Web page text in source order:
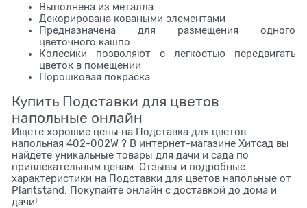
Выполнена из металла
Декорирована коваными элементами
Предназначена для размещения одного
цветочного кашпо
Колесики позволяют с легкостью передвигать
цветок в помещении
Порошковая покраска
Купить Подставки для цветов
напольные онлайн
Ищете хорошие цены на Подставка для цветов
напольная 402-002W ? В интернет-магазине Хитсад вы
найдете уникальные товары для дачи и сада по
привлекательным ценам. Отзывы и подробные
характеристики на Подставки для цветов напольные от
Plantstand. Покупайте онлайн с доставкой до дома и
дачи!